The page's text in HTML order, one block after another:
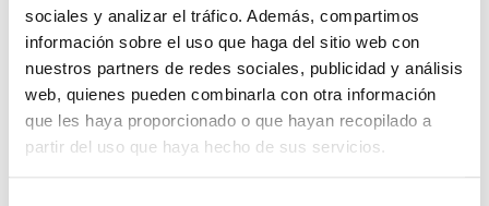
sociales y analizar el tráfico. Además, compartimos
información sobre el uso que haga del sitio web con
nuestros partners de redes sociales, publicidad y análisis
web, quienes pueden combinarla con otra información
que les haya proporcionado o que hayan recopilado a
partir del uso que haya hecho de sus servicios.
700, también vía WhatsApp”.
De hecho, y si bien la sede física de ELA Andalucía se encuentra
en la ciudad de Sevilla, susprofesionalesse trasladan con
frecuencia atodas las provinciasparavisitara las familias y